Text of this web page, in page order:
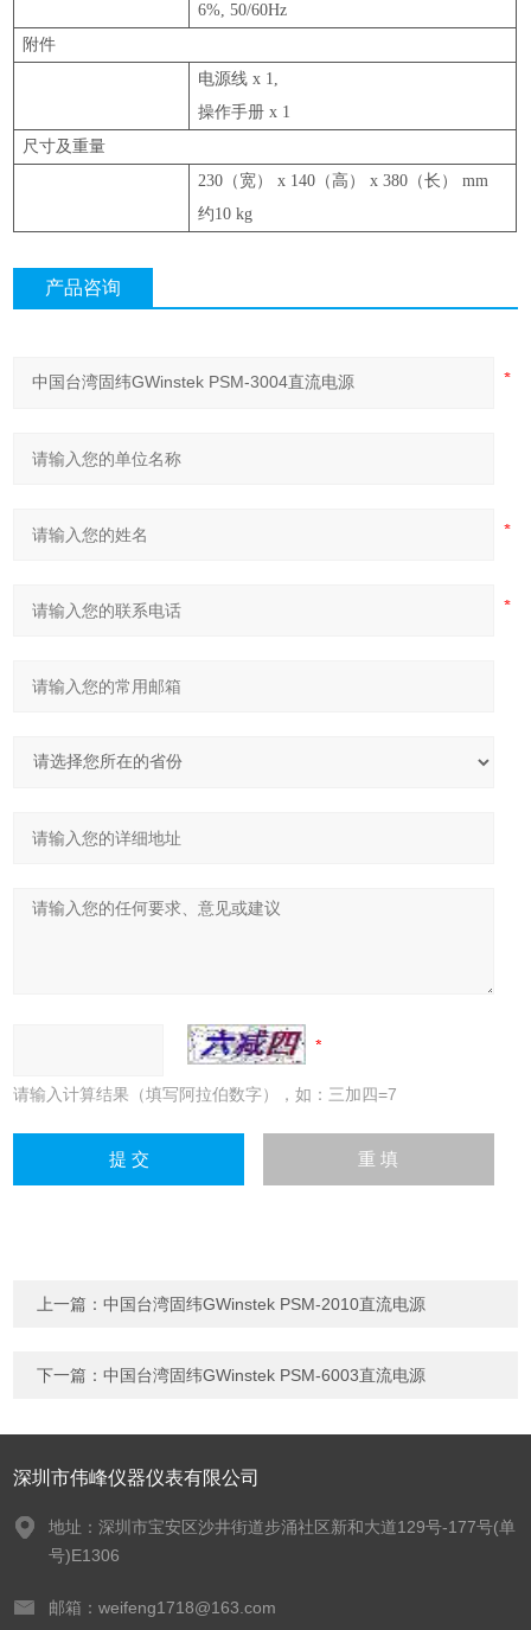
6%, 50/60Hz
附件
电源线x 1,
操作手册x 1
尺寸及重量
230（ 宽） x 140（ 高 ） x 380（长 ） mm
约10 kg
产品咨询
请输入计算结果（填写阿拉伯数字），如：三加四=7
上一篇：中国台湾固纬GWinstek PSM-2010直流电源
下一篇：中国台湾固纬GWinstek PSM-6003直流电源
深圳市伟峰仪器仪表有限公司
地址：深圳市宝安区沙井街道步涌社区新和大道129号-177号(单
号)E1306
邮箱：weifeng1718@163.com